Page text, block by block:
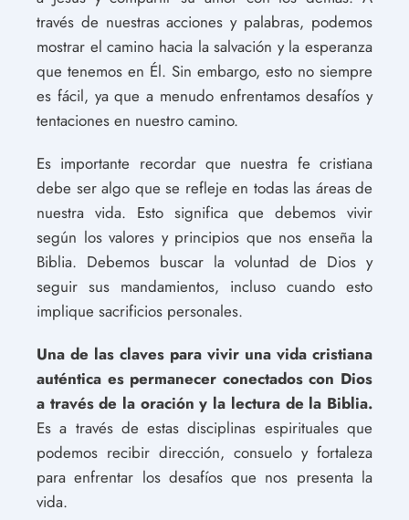
través de nuestras acciones y palabras, podemos
mostrar el camino hacia la salvación y la esperanza
que tenemos en Él. Sin embargo, esto no siempre
es fácil, ya que a menudo enfrentamos desafíos y
tentaciones en nuestro camino.
Es importante recordar que nuestra fe cristiana
debe ser algo que se refleje en todas las áreas de
nuestra vida. Esto significa que debemos vivir
según los valores y principios que nos enseña la
Biblia. Debemos buscar la voluntad de Dios y
seguir sus mandamientos, incluso cuando esto
implique sacrificios personales.
Una de las claves para vivir una vida cristiana
auténtica es permanecer conectados con Dios
a través de la oración y la lectura de la Biblia.
Es a través de estas disciplinas espirituales que
podemos recibir dirección, consuelo y fortaleza
para enfrentar los desafíos que nos presenta la
vida.